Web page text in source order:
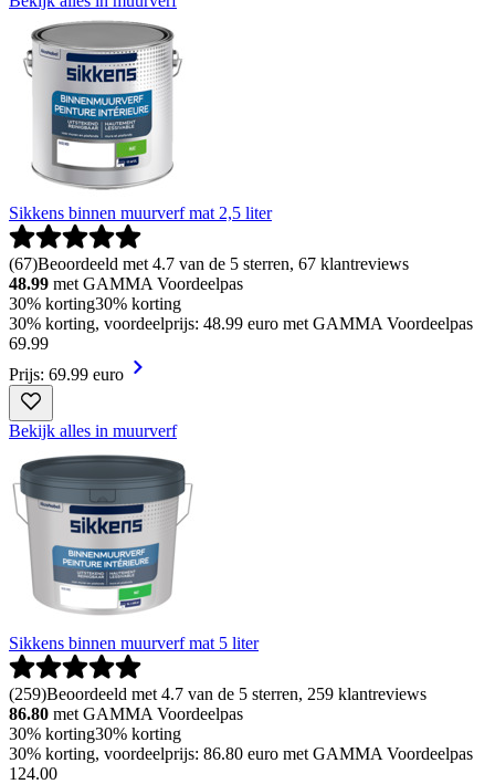
Sikkens binnen muurverf mat 2,5 liter
(67)Beoordeeld met 4.7 van de 5 sterren, 67 klantreviews
48.99 met GAMMA Voordeelpas
30% korting30% korting
30% korting, voordeelprijs: 48.99 euro met GAMMA Voordeelpas
69.99
Prijs: 69.99 euro
Bekijk alles in muurverf
Sikkens binnen muurverf mat 5 liter
(259)Beoordeeld met 4.7 van de 5 sterren, 259 klantreviews
86.80 met GAMMA Voordeelpas
30% korting30% korting
30% korting, voordeelprijs: 86.80 euro met GAMMA Voordeelpas
124.00